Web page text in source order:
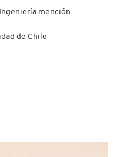
mención
de Chile